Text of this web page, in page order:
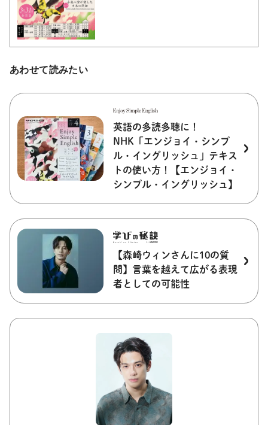
あわせて読みたい
英語の多読多聴に！
NHK「エンジョイ・シンプ
ル・イングリッシュ」テキス
トの使い方！【エンジョイ・
シンプル・イングリッシュ】
【森崎ウィンさんに10の質
問】言葉を越えて広がる表現
者としての可能性